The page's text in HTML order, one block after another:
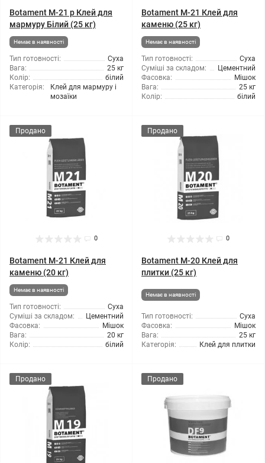
Botament M-21 р Клей для
мармуру Білий (25 кг)
Немає в наявності
Тип готовності:
Суха
Вага:
25 кг
Колір:
білий
Категорія:
Клей для мармуру і
мозаїки
Botament M-21 Клей для
каменю (25 кг)
Немає в наявності
Тип готовності:
Суха
Суміші за складом:
Цементний
Фасовка:
Мішок
Вага:
25 кг
Колір:
білий
Продано
0
Botament M-21 Клей для
каменю (20 кг)
Немає в наявності
Тип готовності:
Суха
Суміші за складом:
Цементний
Фасовка:
Мішок
Вага:
20 кг
Колір:
білий
Продано
0
Botament M-20 Клей для
плитки (25 кг)
Немає в наявності
Тип готовності:
Суха
Фасовка:
Мішок
Вага:
25 кг
Категорія:
Клей для плитки
Продано Продано